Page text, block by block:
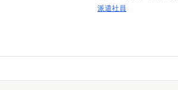
派遣社員